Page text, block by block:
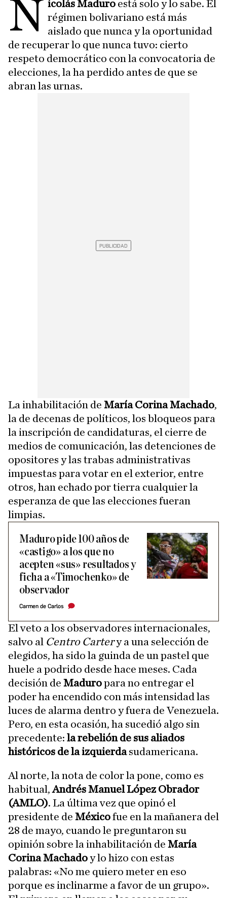
N icolás Maduro está solo y lo sabe. El
régimen bolivariano está más
aislado que nunca y la oportunidad
de recuperar lo que nunca tuvo: cierto
respeto democrático con la convocatoria de
elecciones, la ha perdido antes de que se
abran las urnas.
La inhabilitación de María Corina Machado,
la de decenas de políticos, los bloqueos para
la inscripción de candidaturas, el cierre de
medios de comunicación, las detenciones de
opositores y las trabas administrativas
impuestas para votar en el exterior, entre
otros, han echado por tierra cualquier la
esperanza de que las elecciones fueran
limpias.
Maduro pide 100 años de
«castigo» a los que no
acepten «sus» resultados y
ficha a «Timochenko» de
observador
Carmen de Carlos
El veto a los observadores internacionales,
salvo al Centro Cartery a una selección de
elegidos, ha sido la guinda de un pastel que
huele a podrido desde hace meses. Cada
decisión de Maduropara no entregar el
poder ha encendido con más intensidad las
luces de alarma dentro y fuera de Venezuela.
Pero, en esta ocasión, ha sucedió algo sin
precedente: la rebelión de sus aliados
históricos de la izquierdasudamericana.
Al norte, la nota de color la pone, como es
habitual,Andrés Manuel López Obrador
(AMLO). La última vez que opinó el
presidente de Méxicofue en la mañanera del
28 de mayo, cuando le preguntaron su
opinión sobre la inhabilitación de María
Corina Machadoy lo hizo con estas
palabras: «No me quiero meter en eso
porque es inclinarme a favor de un grupo».